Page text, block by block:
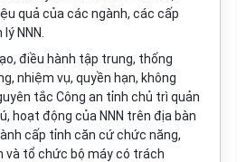
quả của các ngành, các cấp
NNN.
điều hành tập trung, thống
nhiệm vụ, quyền hạn, không
uyên tắc Công an tỉnh chủ trì quản
hoạt động của NNN trên địa bàn
cấp tỉnh căn cứchức năng,
và tổ chức bộ máy có trách